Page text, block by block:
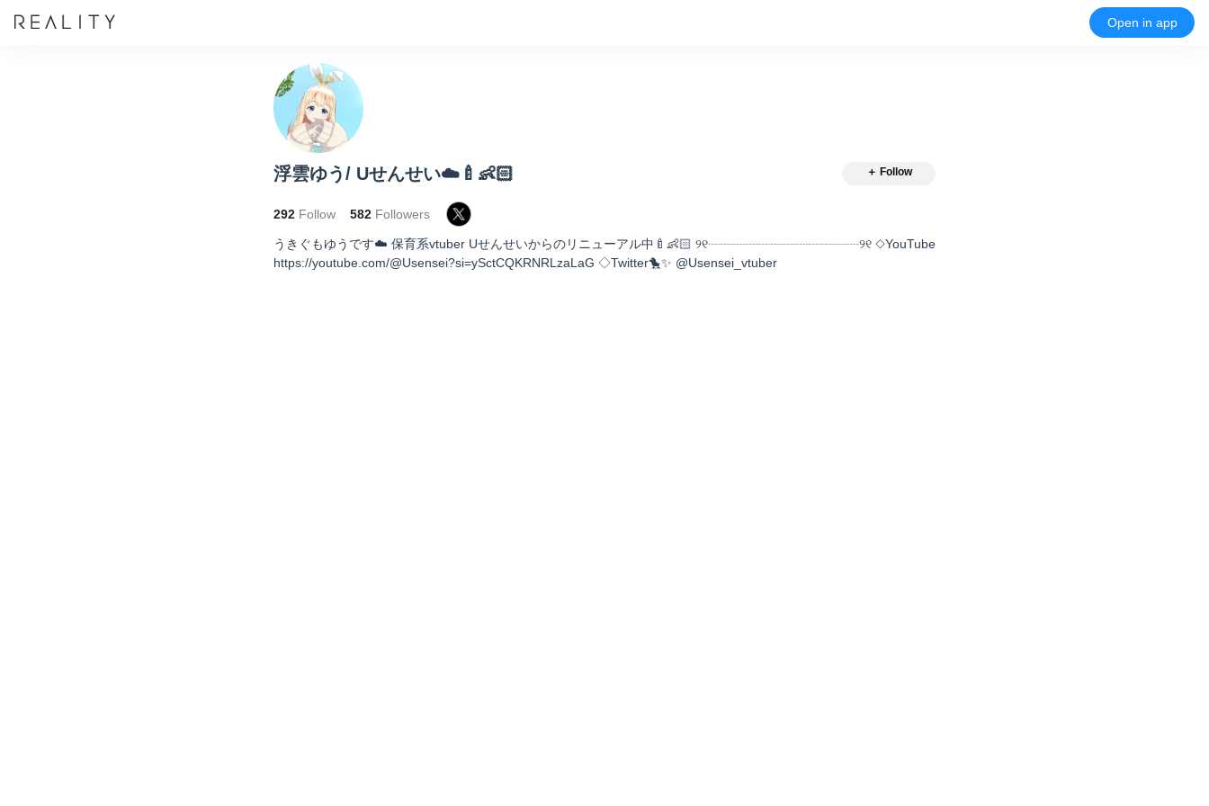
Open in app
浮雲ゆう/ Uせんせい☁️🍼👶🏻 ＋ Follow
292 Follow 582 Followers
うきぐもゆうです☁️ 保育系vtuber Uせんせいからのリニューアル中🍼👶🏻 ୨୧┈┈┈┈┈┈┈┈┈┈┈┈୨୧ ◇YouTube
https://youtube.com/@Usensei?si=ySctCQKRNRLzaLaG ◇Twitter🐤✨ @Usensei_vtuber